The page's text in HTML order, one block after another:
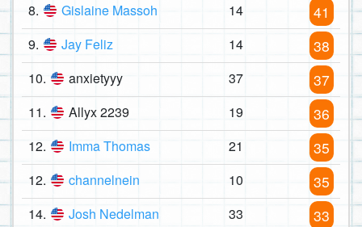
8. Gislaine Massoh 14 41
9. Jay Feliz 14 38
10. anxietyyy 37 37
11. Allyx 2239 19 36
12. Imma Thomas 21 35
12. channelnein 10 35
14. Josh Nedelman 33 33